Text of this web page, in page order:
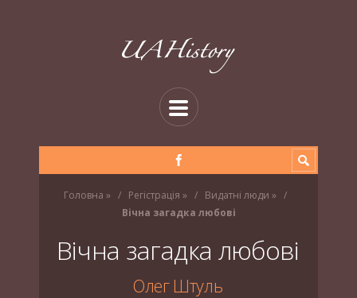
Головна » Регістрація » Видатні люди »
Вічна загадка любові
Вічна загадка любові
Олег Штуль